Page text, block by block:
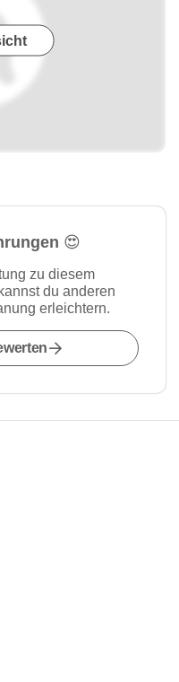
😍
zu diesem
du anderen
erleichtern.